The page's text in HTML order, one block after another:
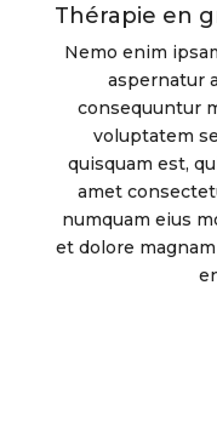
Thérapie en
Nemo enim
aspernatur
consequuntur
voluptatem
quisquam est,
amet
numquam eius
et dolore